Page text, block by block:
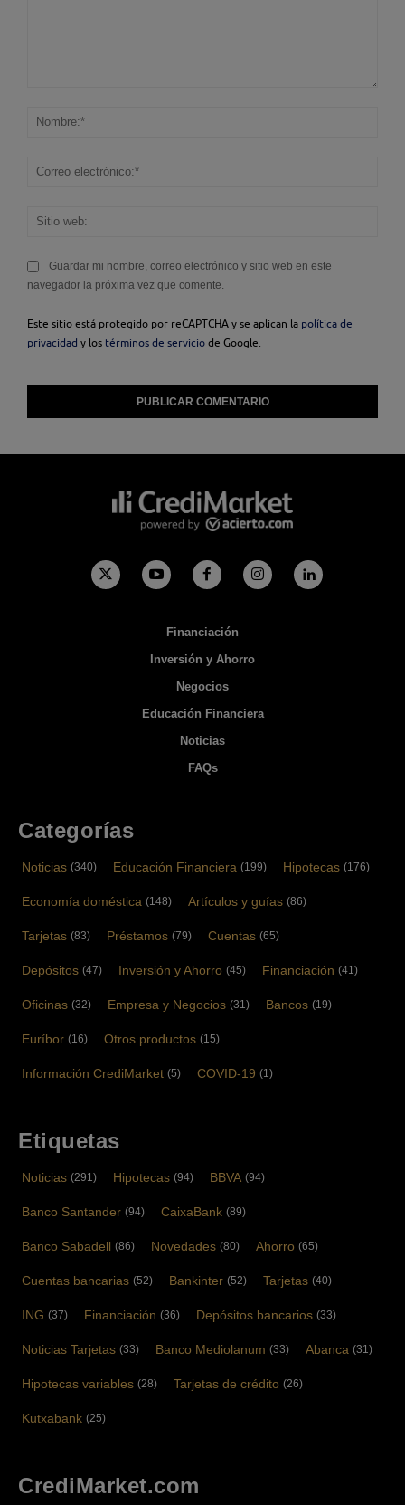
Guardar mi nombre, correo electrónico y sitio web en este
navegador la próxima vez que comente.
Este sitio está protegido por reCAPTCHA y se aplican la política de
privacidad y los términos de servicio de Google.
Financiación
Inversión y Ahorro
Negocios
Educación Financiera
Noticias
FAQs
Categorías
Noticias (340) Educación Financiera (199) Hipotecas (176)
Economía doméstica (148) Artículos y guías (86)
Tarjetas (83) Préstamos (79) Cuentas (65)
Depósitos (47) Inversión y Ahorro (45) Financiación (41)
Oficinas (32) Empresa y Negocios (31) Bancos (19)
Euríbor (16) Otros productos (15)
Información CrediMarket (5) COVID-19 (1)
Etiquetas
Noticias (291) Hipotecas (94) BBVA (94)
Banco Santander (94) CaixaBank (89)
Banco Sabadell (86) Novedades (80) Ahorro (65)
Cuentas bancarias (52) Bankinter (52) Tarjetas (40)
ING (37) Financiación (36) Depósitos bancarios (33)
Noticias Tarjetas (33) Banco Mediolanum (33) Abanca (31)
Hipotecas variables (28) Tarjetas de crédito (26)
Kutxabank (25)
CrediMarket.com